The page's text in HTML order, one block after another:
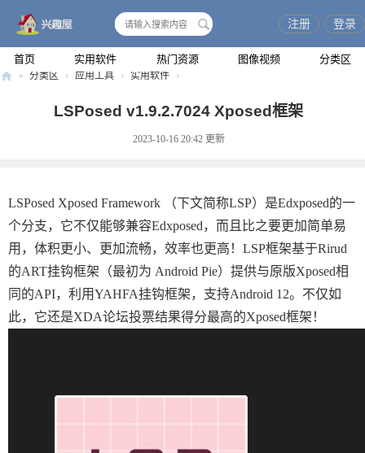
首页 实用软件 热门资源 图像视频 分类区
注册 登录
» 分类区 › 应用工具 › 实用软件 ›
LSPosed v1.9.2.7024 Xposed框架
2023-10-16 20:42 更新
LSPosed Xposed Framework （下文简称LSP）是Edxposed的一
个分支，它不仅能够兼容Edxposed，而且比之要更加简单易
用，体积更小、更加流畅，效率也更高！LSP框架基于Rirud
的ART挂钩框架（最初为 Android Pie）提供与原版Xposed相
同的API，利用YAHFA挂钩框架，支持Android 12。不仅如
此，它还是XDA论坛投票结果得分最高的Xposed框架！